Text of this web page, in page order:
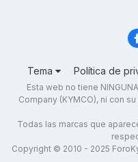
Tema Política de
Esta web no tiene
Company (KYMCO), ni con
Todas las marcas que
Copyright © 2010 - 2025